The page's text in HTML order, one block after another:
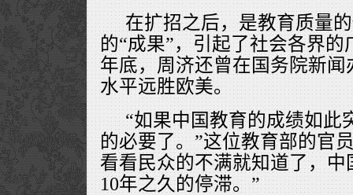
在扩招之后，是教育质量
的“成果”，引起了社会各界的
年底，周济还曾在国务院新
水平远胜欧美。
“如果中国教育的成绩如此
的必要了。”这位教育部的官
看看民众的不满就知道了，
10年之久的停滞。”